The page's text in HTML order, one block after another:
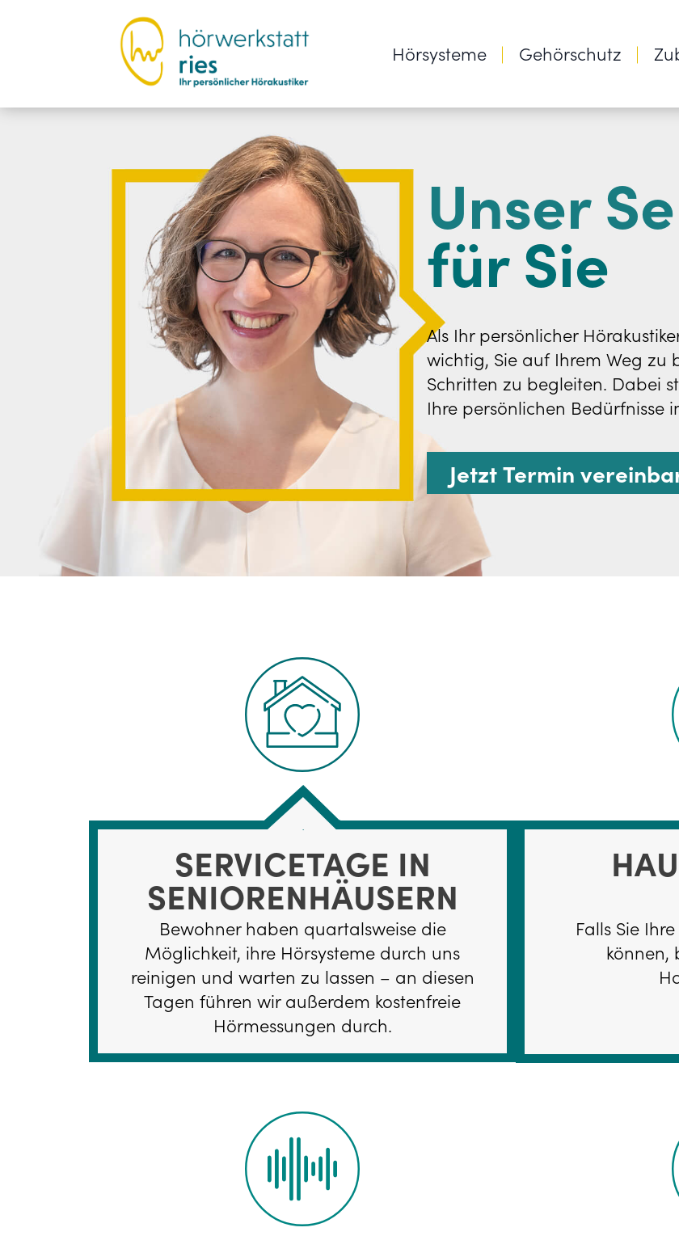
Hörsysteme Gehörschutz
Unser
für Sie
Als Ihr persönlicher
wichtig, Sie auf Ihrem Weg zu
Schritten zu begleiten. Dabei
Ihre persönlichen Bedürfnisse
Jetzt Termin
SERVICETAGE IN
SENIORENHÄUSERN
Bewohner haben quartalsweise die
Möglichkeit, ihre Hörsysteme durch uns
reinigen und warten zu lassen – an diesen
Tagen führen wir außerdem kostenfreie
Hörmessungen durch.
Falls Sie
können,